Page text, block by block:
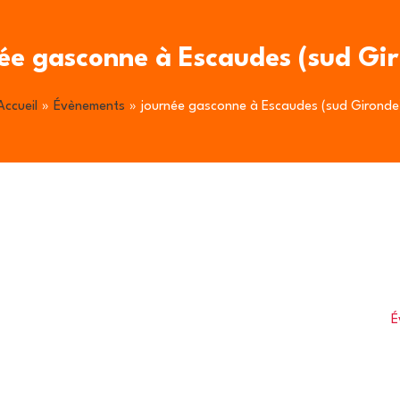
gasconne à Escaudes (sud
Évènements journée gasconne à Escaudes (sud